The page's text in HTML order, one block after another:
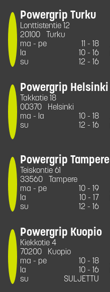
Powergrip Turku
Lonttistentie 12
20100
Turku
ma - pe
11 - 18
la
10 - 16
su
12 - 16
Powergrip Helsinki
Takkatie 18
00370
Helsinki
ma - la
10 - 18
su
12 - 16
Powergrip Tampere
Teiskontie 61
33560
Tampere
ma - pe
10 - 19
la
10 - 17
su
12 - 16
Powergrip Kuopio
Kiekkotie 4
70200
Kuopio
ma - pe
10 - 18
la
10 - 16
su
SULJETTU